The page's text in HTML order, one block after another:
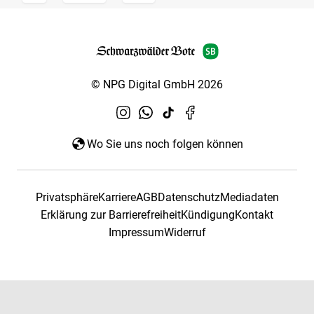
© NPG Digital GmbH 2026
Wo Sie uns noch folgen können
PrivatsphäreKarriereAGBDatenschutzMediadaten
Erklärung zur BarrierefreiheitKündigungKontakt
ImpressumWiderruf